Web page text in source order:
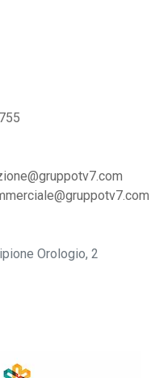
Orologio, 2